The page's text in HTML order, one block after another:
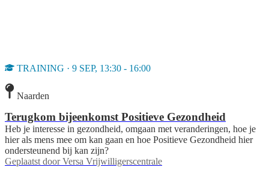
TRAINING · 9 SEP, 13:30 - 16:00
Naarden
Terugkom bijeenkomst Positieve Gezondheid
Heb je interesse in gezondheid, omgaan met veranderingen, hoe je
hier als mens mee om kan gaan en hoe Positieve Gezondheid hier
ondersteunend bij kan zijn?
Geplaatst door Versa Vrijwilligerscentrale